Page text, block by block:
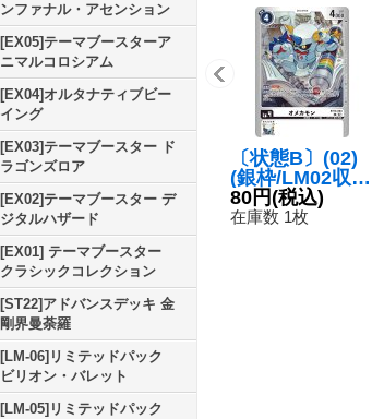
ンファナル・アセンション
[EX05]テーマブースターア
ニマルコロシアム
[EX04]オルタナティブビー
イング
[EX03]テーマブースター ド
ラゴンズロア
[EX02]テーマブースター デ
ジタルハザード
[EX01] テーマブースター
クラシックコレクション
[ST22]アドバンスデッキ 金
剛界曼荼羅
[LM-06]リミテッドパック
ビリオン・バレット
[LM-05]リミテッドパック
〔状態B〕(02)
(銀枠/LM02収
録)オメカモン
【U】{BT13-09
80円(税込)
在庫数 1枚